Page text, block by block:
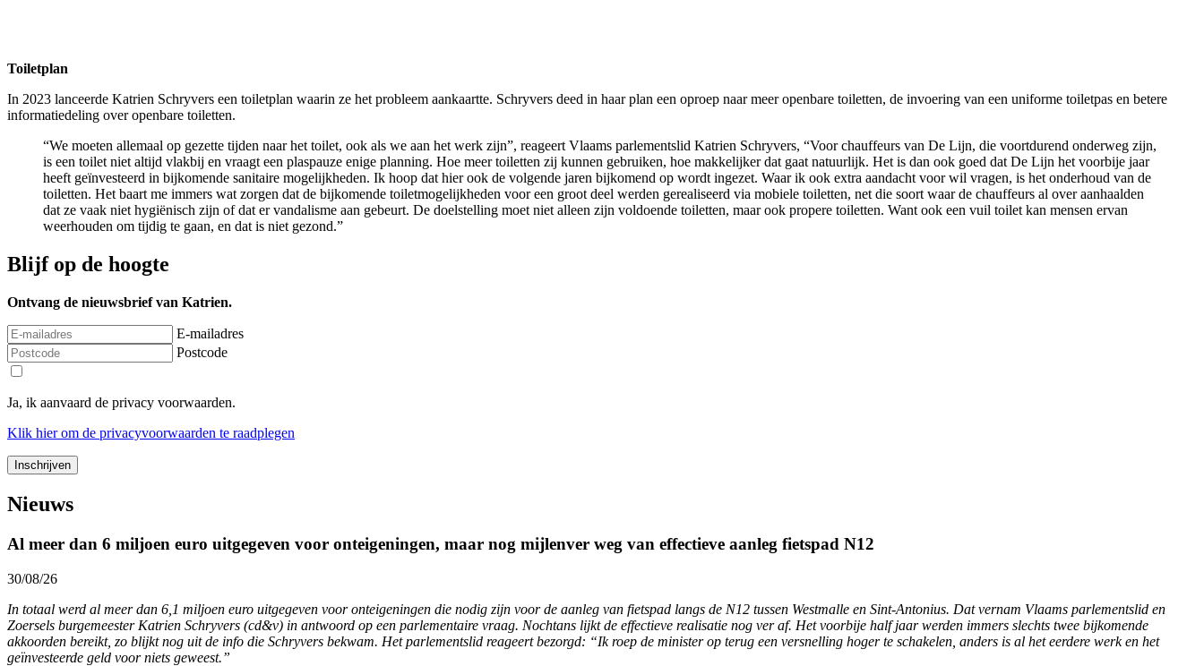
Toiletplan
In 2023 lanceerde Katrien Schryvers een toiletplan waarin ze het probleem aankaartte. Schryvers deed in haar plan een oproep naar meer openbare toiletten, de invoering van een uniforme toiletpas en betere
informatiedeling over openbare toiletten.
“We moeten allemaal op gezette tijden naar het toilet, ook als we aan het werk zijn”, reageert Vlaams parlementslid Katrien Schryvers, “Voor chauffeurs van De Lijn, die voortdurend onderweg zijn,
is een toilet niet altijd vlakbij en vraagt een plaspauze enige planning. Hoe meer toiletten zij kunnen gebruiken, hoe makkelijker dat gaat natuurlijk. Het is dan ook goed dat De Lijn het voorbije jaar
heeft geïnvesteerd in bijkomende sanitaire mogelijkheden. Ik hoop dat hier ook de volgende jaren bijkomend op wordt ingezet. Waar ik ook extra aandacht voor wil vragen, is het onderhoud van de
toiletten. Het baart me immers wat zorgen dat de bijkomende toiletmogelijkheden voor een groot deel werden gerealiseerd via mobiele toiletten, net die soort waar de chauffeurs al over aanhaalden
dat ze vaak niet hygiënisch zijn of dat er vandalisme aan gebeurt. De doelstelling moet niet alleen zijn voldoende toiletten, maar ook propere toiletten. Want ook een vuil toilet kan mensen ervan
weerhouden om tijdig te gaan, en dat is niet gezond.”
Blijf op de hoogte
Ontvang de nieuwsbrief van Katrien.
E-mailadres
Postcode
Ja, ik aanvaard de privacy voorwaarden.
Klik hierom de privacyvoorwaarden te raadplegen
Nieuws
Al meer dan 6 miljoen euro uitgegeven voor onteigeningen, maar nog mijlenver weg van effectieve aanleg fietspad N12
30/08/26
In totaal werd al meer dan 6,1 miljoen euro uitgegeven voor onteigeningen die nodig zijn voor de aanleg van fietspad langs de N12 tussen Westmalle en Sint-Antonius. Dat vernam Vlaams parlementslid en
Zoersels burgemeester Katrien Schryvers (cd&v) in antwoord op een parlementaire vraag. Nochtans lijkt de effectieve realisatie nog ver af. Het voorbije half jaar werden immers slechts twee bijkomende
akkoorden bereikt, zo blijkt nog uit de info die Schryvers bekwam. Het parlementslid reageert bezorgd: “Ik roep de minister op terug een versnelling hoger te schakelen, anders is al het eerdere werk en het
geïnvesteerde geld voor niets geweest.”